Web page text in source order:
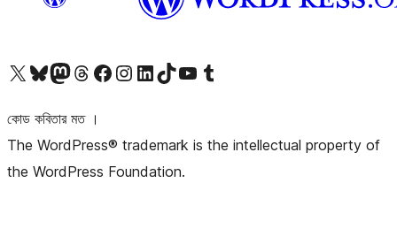
আমাদের X (আগের টুইটার) অ্যাকাউন্টে যানআমাদের Bluesky অ্যাকাউন্টটি দেখুনআমাদের মাস্টোডন অ্যাকাউন্টটি দেখুনআমাদের থ্রেডস অ্যাকাউন্টটি দেখুনআমাদের ফেসবুক পেজ দেখুনআমাদের ইন্সটাগ্রাম অ্যাকাউন্ট দেখুনআমাদের লিঙ্কডইন অ্যাকাউন্টে যানআমাদের TikTok অ্যাকাউন্টটি দেখুনআমাদের ইউটিউব চ্যানেলে যান আমাদের টাম্বলার অ্যাকাউন্ট দেখুন
কোড কবিতার মত ।
The WordPress® trademark is the intellectual property of
the WordPress Foundation.